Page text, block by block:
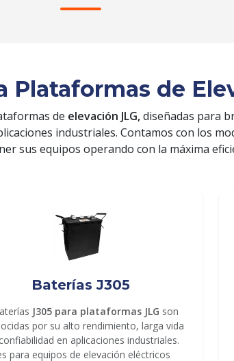
Plataformas de
de elevación JLG,diseñadas para
industriales. Contamos con los
sus equipos operando con la máxima
Baterías J305
J305 para plataformas JLG son
por su alto rendimiento, larga vida
en aplicaciones industriales.
para equipos de elevación eléctricos